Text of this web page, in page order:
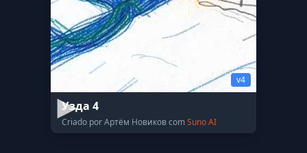
v4
Узда 4
Criado por Артём Новиков comSuno AI